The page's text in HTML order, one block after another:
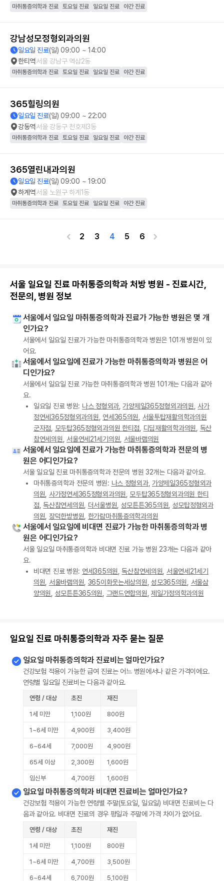
마취통증의학과 진료 토요일 진료 일요일 진료 야간 진료
강남성모정형외과의원
일요일 진료(일) 09:00 ~ 14:00
한티역서울 강남구 역삼2동
마취통증의학과 진료 토요일 진료 일요일 진료 야간 진료
365힐링의원
일요일 진료(일) 09:00 ~ 22:00
강동역서울 강동구 천호제3동
마취통증의학과 진료 토요일 진료 일요일 진료 야간 진료
365열린내과의원
일요일 진료(일) 09:00 ~ 19:00
하계역서울 노원구 하계1동
마취통증의학과 진료 토요일 진료 일요일 진료 야간 진료
2 3 4 5 6
서울 일요일 진료 마취통증의학과 처방 병원 - 진료시간,
전문의, 병원 정보
서울에서 일요일 마취통증의학과 진료가 가능한 병원은 몇 개
인가요?
서울에서 일요일 진료가 가능한 마취통증의학과 병원은 101개 병원이 있
어요.
서울에서 일요일에 진료가 가능한 마취통증의학과 병원은 어
디인가요?
서울에서 일요일 진료 가능한 마취통증의학과 병원 101개는 다음과 같아
요.
일요일 진료 병원: 나스 정형외과,가양제일365정형외과의원
사가
정연세365정형외과의원
연세365의원
서울투탑재활의학과의원
군자점
모두탑365정형외과의원 한티점 디딤재활의학과의원
독산
참연세의원
서울연세21세기의원 서울바램의원
서울에서 일요일에 진료가 가능한 마취통증의학과 전문의 병
원은 어디인가요?
서울 일요일 진료 마취통증의학과 전문의 병원 32개는 다음과 같아요.
마취통증의학과 전문의 병원: 나스 정형외과,가양제일365정형외과
의원
사가정연세365정형외과의원
모두탑365정형외과의원 한티
점 독산참연세의원 더서울병원 성모튼튼365의원 성모탑정형외과
의원
장덕한방병원 한가람마취통증의학과의원
서울에서 일요일에 비대면 진료가 가능한 마취통증의학과 병
원은 어디인가요?
서울 일요일 마취통증의학과 비대면 진료 가능 병원 23개는 다음과 같아
요.
비대면 진료 병원: 연세365의원 독산참연세의원
서울연세21세기
의원
서울바램의원 365이화웃는세상의원 ,성모365의원
서울삼
양의원
성모튼튼365의원 그랜드연합의원 ,제일가정의학과의원
일요일 진료 마취통증의학과 자주 묻는 질문
일요일 마취통증의학과 진료비는 얼마인가요?
건강보험 적용이 가능한 급여 진료는 어느 병원에서나 같은 가격이에요.
연령별 일요일 진료비는 다음과 같아요.
연령 / 대상 초진 재진
1세 미만 1,100원 800원
1~6세 미만 4,900원 3,400원
6~64세 7,000원 4,900원
65세 이상 2,300원 1,600원
임신부 4,700원 1,600원
일요일 마취통증의학과 비대면 진료비는 얼마인가요?
건강보험 적용이 가능한 연령별 주말(토요일, 일요일) 비대면 진료비는 다
음과 같아요. 비대면 진료의 경우 평일과 주말에 가격 차이가 없어요.
연령 / 대상 초진 재진
1세 미만 1,100원 800원
1~6세 미만 4,700원 3,500원
6~64세 6,700원 5,100원